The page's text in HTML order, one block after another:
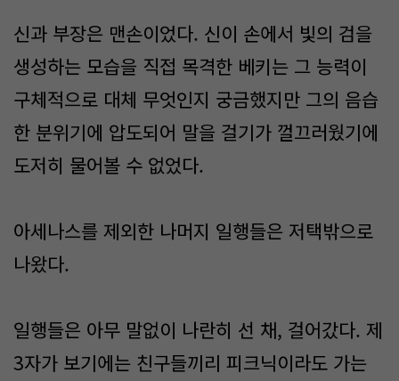
신과 부장은 맨손이었다. 신이 손에서 빛의 검을
생성하는 모습을 직접 목격한 베키는 그 능력이
구체적으로 대체 무엇인지 궁금했지만 그의 음습
한 분위기에 압도되어 말을 걸기가 껄끄러웠기에
도저히 물어볼 수 없었다.
아세나스를 제외한 나머지 일행들은 저택밖으로
나왔다.
일행들은 아무 말없이 나란히 선 채, 걸어갔다. 제
3자가 보기에는 친구들끼리 피크닉이라도 가는